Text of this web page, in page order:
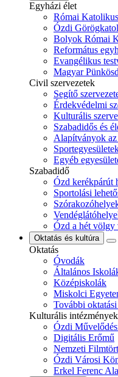
Egyházi élet
Római
Ózdi
Bolyok Római
Református
Evangélikus
Magyar
Civil szervezetek
Segítő
Érdekvédelmi
Kulturális
Szabadidős és
Alapítványok
Egyéb
Szabadidő
Ózd kerékpárút
Sportolási
Ózd a hét völgy
Oktatás és kultúra
Oktatás
Óvodák
Általános
Középiskolák
Miskolci
További
Kulturális intézmények
Ózdi
Digitális Erőmű
Nemzeti
Ózdi Városi
Erkel Ferenc